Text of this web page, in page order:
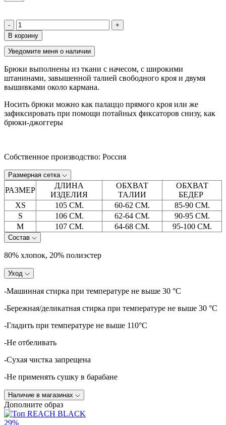
-
+
В корзину
Уведомите меня о наличии
Брюки выполнены из ткани с начесом, с широкими
штанинами, завышенной талией свободного кроя и двумя
вышивками около кармана.
Носить брюки можно как палаццо прямого кроя или же
зафиксировать при помощи потайных фиксаторов снизу, как
брюки-джоггеры
Собственное производство: Россия
Размерная сетка
РАЗМЕР
ДЛИНА
ИЗДЕЛИЯ
ОБХВАТ
ТАЛИИ
ОБХВАТ
БЕДЕР
XS
105 СМ. 60-62 СМ.
85-90 СМ.
S
106 СМ. 62-64 СМ.
90-95 СМ.
M
107 СМ. 64-68 СМ. 95-100 СМ.
Состав
80% хлопок, 20% полиэстер
Уход
-Машинная стирка при температуре не выше 30 °C
-Бережная/деликатная стирка при температуре не выше 30 °C
-Гладить при температуре не выше 110°C
-Не отбеливать
-Сухая чистка запрещена
-Не применять сушку в барабане
Наличие в магазинах
Дополните образ
29%